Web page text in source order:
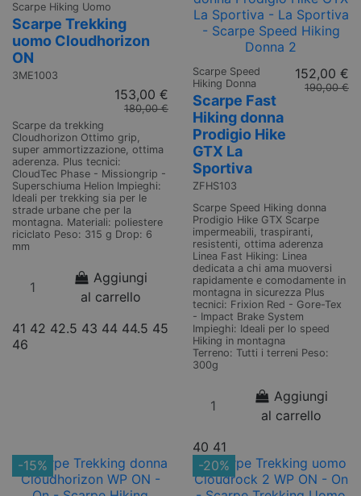
Scarpe Hiking Uomo
Scarpe Trekking
uomo Cloudhorizon
ON
3ME1003
153,00 €
180,00 €
Scarpe da trekking
Cloudhorizon Ottimo grip,
super ammortizzazione, ottima
aderenza. Plus tecnici:
CloudTec Phase - Missiongrip -
Superschiuma Helion Impieghi:
Ideali per trekking sia per le
strade urbane che per la
montagna. Materiali: poliestere
riciclato Peso: 315 g Drop: 6
mm
Aggiungi
al carrello
41 42 42.5 43 44 44.5 45
46
Scarpe Speed
Hiking Donna
Scarpe Fast
Hiking donna
Prodigio Hike
GTX La
Sportiva
ZFHS103
152,00 €
190,00 €
Scarpe Speed Hiking donna
Prodigio Hike GTX Scarpe
impermeabili, traspiranti,
resistenti, ottima aderenza
Linea Fast Hiking: Linea
dedicata a chi ama muoversi
rapidamente e comodamente in
montagna in sicurezza Plus
tecnici: Frixion Red - Gore-Tex
- Impact Brake System
Impieghi: Ideali per lo speed
Hiking in montagna
Terreno: Tutti i terreni Peso:
300g
Aggiungi
al carrello
40 41
-15%
-20%